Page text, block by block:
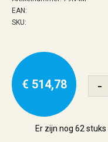
EAN:
SKU:
€ 514,78 -
Er zijn nog 62 stuks